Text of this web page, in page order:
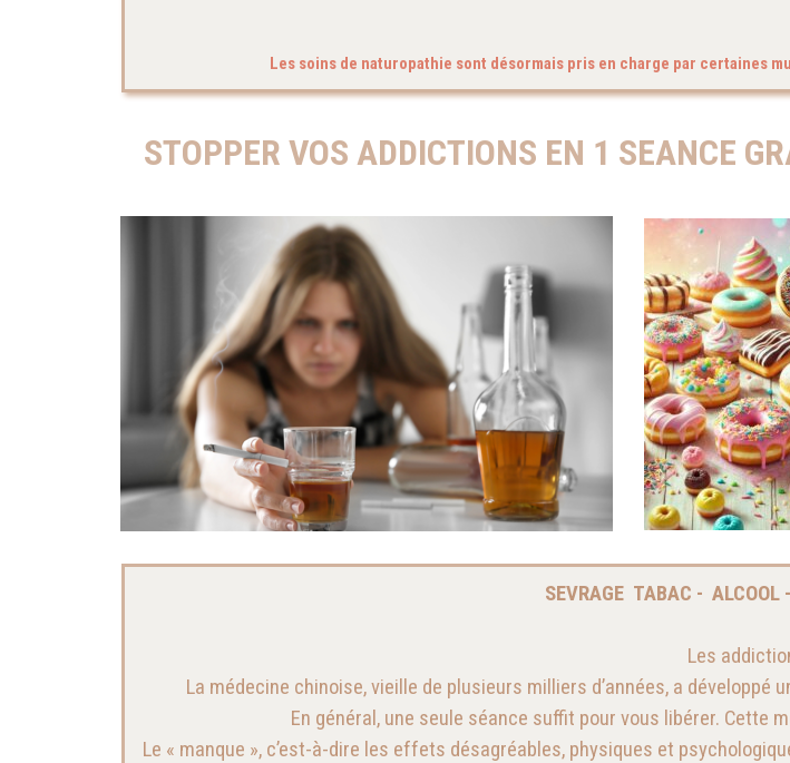
Les soins de naturopathie sont désormais pris en charge par certaines
STOPPER VOS ADDICTIONS EN 1 SEANCE
SEVRAGE TABAC - ALCOOL
Les
La médecine chinoise, vieille de plusieurs milliers d’années, a
En général, une seule séance suffit pour vous libérer. Cette
Le « manque », c’est-à-dire les effets désagréables, physiques et